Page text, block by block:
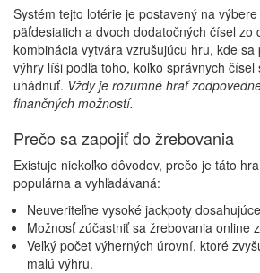
Systém tejto lotérie je postavený na
päťdesiatich a dvoch dodatočných čísel zo
kombinácia vytvára vzrušujúcu hru, kde
výhry líši podľa toho, koľko správnych
uhádnuť. Vždy je rozumné hrať
finančných možností.
Prečo sa zapojiť do žrebovania
Existuje niekoľko dôvodov, prečo je táto
populárna a vyhľadávaná:
Neuveriteľne vysoké jackpoty
Možnosť zúčastniť sa žrebovania online
Veľký počet výherných úrovní, ktoré
malú výhru.